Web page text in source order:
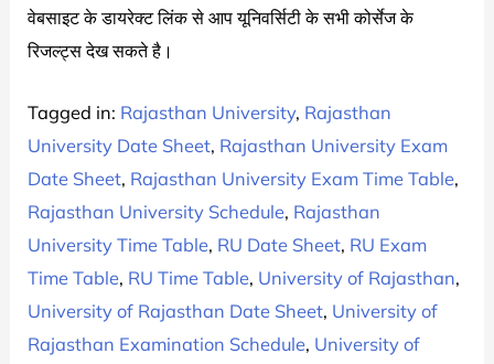
वेबसाइट के डायरेक्ट लिंक से आप यूनिवर्सिटी के सभी कोर्सेज के
रिजल्ट्स देख सकते है।
Tagged in: Rajasthan University, Rajasthan
University Date Sheet, Rajasthan University Exam
Date Sheet, Rajasthan University Exam Time Table,
Rajasthan University Schedule, Rajasthan
University Time Table, RU Date Sheet, RU Exam
Time Table, RU Time Table, University of Rajasthan,
University of Rajasthan Date Sheet, University of
Rajasthan Examination Schedule, University of